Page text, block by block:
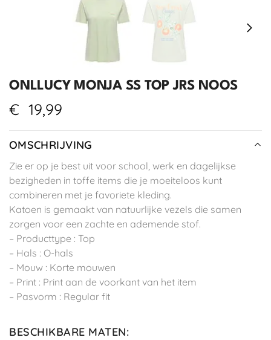
ONLLUCY MONJA SS TOP JRS NOOS
€ 19,99
OMSCHRIJVING
Zie er op je best uit voor school, werk en dagelijkse
bezigheden in toffe items die je moeiteloos kunt
combineren met je favoriete kleding.
Katoen is gemaakt van natuurlijke vezels die samen
zorgen voor een zachte en ademende stof.
– Producttype : Top
– Hals : O-hals
– Mouw : Korte mouwen
– Print : Print aan de voorkant van het item
– Pasvorm : Regular fit
BESCHIKBARE MATEN: